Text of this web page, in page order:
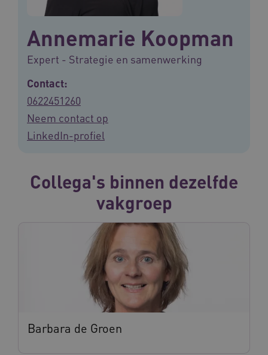
Annemarie Koopman
Expert - Strategie en samenwerking
Contact:
0622451260
Neem contact op
LinkedIn-profiel
Collega's binnen dezelfde
vakgroep
Barbara de Groen